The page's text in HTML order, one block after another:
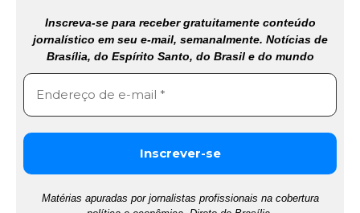
Inscreva-se para receber gratuitamente conteúdo
jornalístico em seu e-mail, semanalmente. Notícias de
Brasília, do Espírito Santo, do Brasil e do mundo
Matérias apuradas por jornalistas profissionais na cobertura